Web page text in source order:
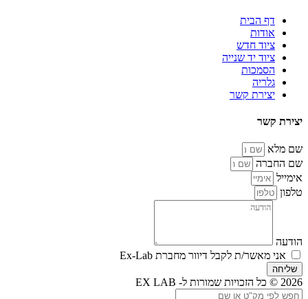
דף הבית
אודות
ציוד חדש
ציוד יד שנייה
הסמכות
גלריה
יצירת קשר
יצירת קשר
שם מלא
שם החברה
אימייל
טלפון
הודעה
אני מאשר/ת לקבל דיוור מחברת Ex-Lab
שליחה
2026 © כל הזכויות שמורות ל- EX LAB
Search